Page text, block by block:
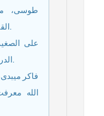
طوسى،
القرآن‏».بیروت: دار احياء التراث العربى‏.بی‌تا.
الدراسات القرانیه، بیروت، دار المورخ العربی.
الله